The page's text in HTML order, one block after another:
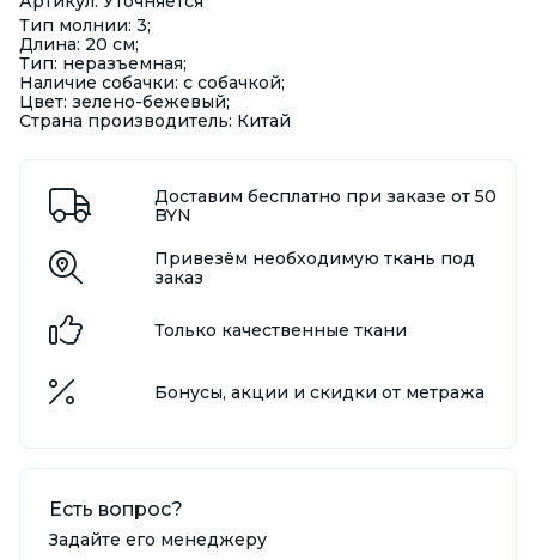
Тип молнии: 3;
Длина: 20 см;
Тип: неразъемная;
Наличие собачки: с собачкой;
Цвет: зелено-бежевый;
Страна производитель: Китай
Доставим бесплатно при заказе от 50
BYN
Привезём необходимую ткань под
заказ
Только качественные ткани
Бонусы, акции и скидки от метража
Есть вопрос?
Задайте его менеджеру